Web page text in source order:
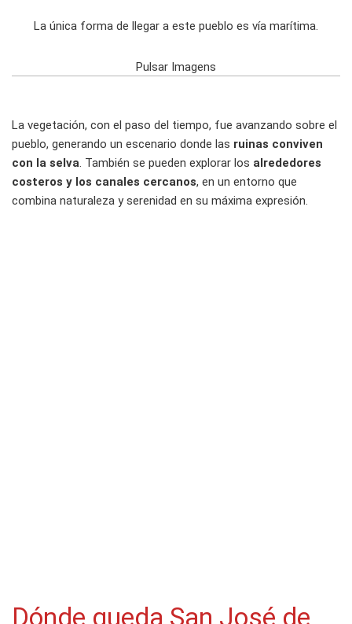
La única forma de llegar a este pueblo es vía marítima.
Pulsar Imagens
La vegetación, con el paso del tiempo, fue avanzando sobre el
pueblo, generando un escenario donde las ruinas conviven
con la selva. También se pueden explorar los alrededores
costeros y los canales cercanos, en un entorno que
combina naturaleza y serenidad en su máxima expresión.
Dónde queda San José de